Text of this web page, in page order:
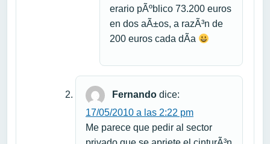
erario pÃºblico 73.200 euros
en dos aÃ±os, a razÃ³n de
200 euros cada dÃ­a
Fernando dice:
17/05/2010 a las 2:22 pm
Me parece que pedir al sector